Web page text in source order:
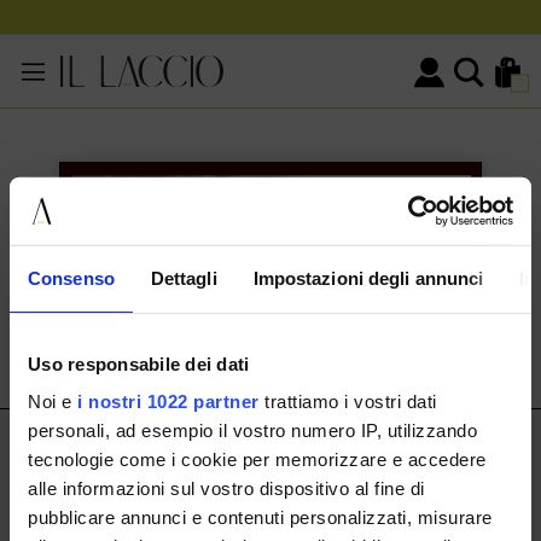
Consenso Dettagli Impostazioni degli annunci
Uso responsabile dei dati
Noi e i nostri 1022 partner trattiamo i vostri dati
personali, ad esempio il vostro numero IP, utilizzando
tecnologie come i cookie per memorizzare e accedere
alle informazioni sul vostro dispositivo al fine di
pubblicare annunci e contenuti personalizzati, misurare
0
KONTAKTINFORMATIONEN
Via Cassala 20 25126 Brescia
+393291008001
IL LACCIO
IL LACCIO